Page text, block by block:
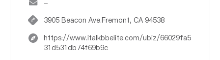
-
3905 Beacon Ave.Fremont, CA 94538
https://www.italkbbelite.com/ubiz/66029fa5
31d531db74f69b9c